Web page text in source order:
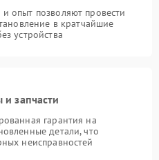
опыт позволяют провести
в кратчайшие
устройства
и запчасти
гарантия на
детали, что
неисправностей